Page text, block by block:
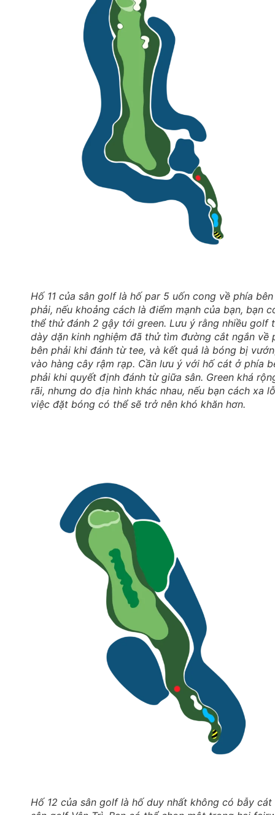
Hố 11 của sân golf là hố par 5 uốn cong về phía bên
phải, nếu khoảng cách là điểm mạnh của bạn, bạn
thể thử đánh 2 gậy tới green. Lưu ý rằng nhiều golf
dày dặn kinh nghiệm đã thử tìm đường cắt ngắn về
bên phải khi đánh từ tee, và kết quả là bóng bị
vào hàng cây rậm rạp. Cần lưu ý với hố cát ở phía
phải khi quyết định đánh từ giữa sân. Green khá
rãi, nhưng do địa hình khác nhau, nếu bạn cách xa
việc đặt bóng có thể sẽ trở nên khó khăn hơn.
Hố 12 của sân golf là hố duy nhất không có bẫy cát